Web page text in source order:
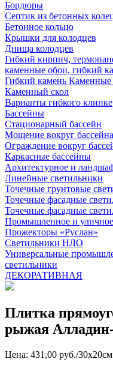
Бордюры
Септик из бетонных
Бетонное кольцо
Крышки для колодцев
Днища колодцев
Гибкий кирпич,
каменные обои, гибкий
Гибкий камень Каменные
Каменный скол
Варианты гибкого
Бассейны
Стационарный бассейн
Мощение вокруг бассейна
Ограждение вокруг
Каркасные бассейны
Архитектурное и
Линейные светильники
Точечные грунтовые
Точечные фасадные
Точечные фасадные
Промышленное и
Прожекторы «Руслан»
Светильники НЛО
Универсальные
светильники
ДЕКОРАТИВНАЯ
Плитка
рыжая
Цена: 431,00 руб./30х20см